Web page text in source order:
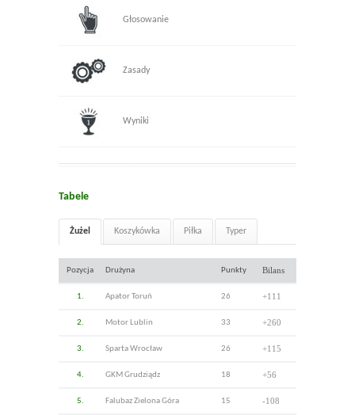
Głosowanie
Zasady
Wyniki
Tabele
Żużel Koszykówka Piłka Typer
Pozycja Drużyna Punkty Bilans
1. Apator Toruń 26 +111
2. Motor Lublin 33 +260
3. Sparta Wrocław 26 +115
4. GKM Grudziądz 18 +56
5. Falubaz Zielona Góra 15 -108